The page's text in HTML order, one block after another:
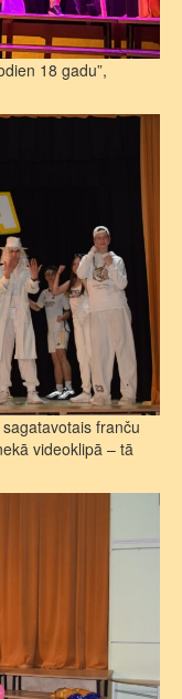
18 gadu”,
franču
videoklipā – tā